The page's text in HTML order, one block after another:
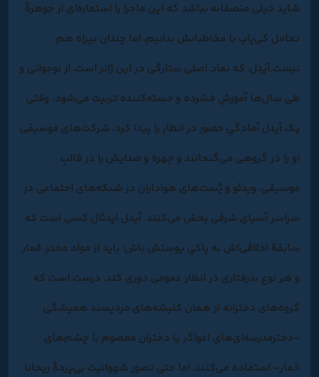
شاید خیلی منصفانه نباشد که این ماجرا را استعاره‌‌ای از جوهرۀ
تعامل کی‌پاپ با مخاطبانش بدانیم، اما چندان بیراه هم
نیست.آیدِل‌، که نماد اصلی ستارگی در این ژانر است، از نوجوانی و
طی سال‌ها آموزشِ فشرده و خسته‌کننده تربیت می‌شود. وقتی
یک آیدل آمادگیِ حضور در انظار را پیدا کرد، شرکت‌های موسیقی
او را در گروهی می‌گنجانند و چهره و صدایش را در قالبِ
موسیقی، ویدئو و پُست‌های هواداران در شبکه‌های اجتماعی در
سراسر آسیای شرقی پخش می‌کنند. آیدل ایدئال کسی است که
سابقۀ اخلاقی‌اش به پاکیِ پوستش باش؛ باید از مواد مخدر، قمار
و هر نوع بدرفتاری در انظار عمومی دوری کند. درست است که
گروه‌های دخترانه از همان کلیشه‌های مردپسند همیشگی
-دخترمدرسه‌ای‌های اغواگر یا دختران معصوم با چشم‌های
خمار- استفاده می‌کنند، اما حتی تصور شهوانیت بی‌پردۀ ریحانا